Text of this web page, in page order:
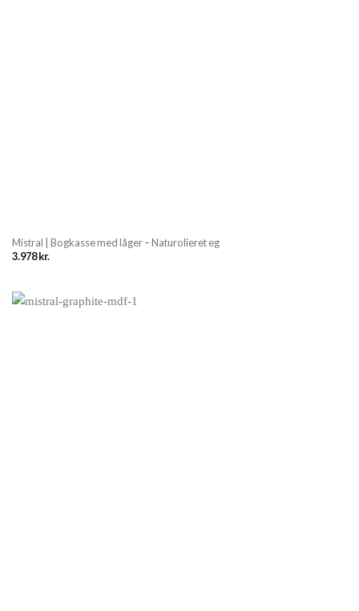
Mistral | Bogkasse med låger – Naturolieret eg
3.978kr.